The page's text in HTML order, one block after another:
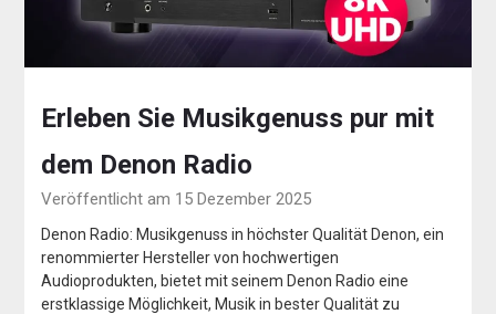
Erleben Sie Musikgenuss pur mit
dem Denon Radio
Veröffentlicht am 15 Dezember 2025
Denon Radio: Musikgenuss in höchster Qualität Denon, ein
renommierter Hersteller von hochwertigen
Audioprodukten, bietet mit seinem Denon Radio eine
erstklassige Möglichkeit, Musik in bester Qualität zu